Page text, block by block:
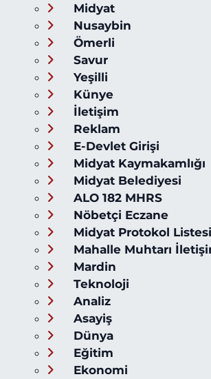
Midyat
Nusaybin
Ömerli
Savur
Yeşilli
Künye
İletişim
Reklam
E-Devlet Girişi
Midyat Kaymakamlığı
Midyat Belediyesi
ALO 182 MHRS
Nöbetçi Eczane
Midyat Protokol Listesi
Mahalle Muhtarı
Mardin
Teknoloji
Analiz
Asayiş
Dünya
Eğitim
Ekonomi